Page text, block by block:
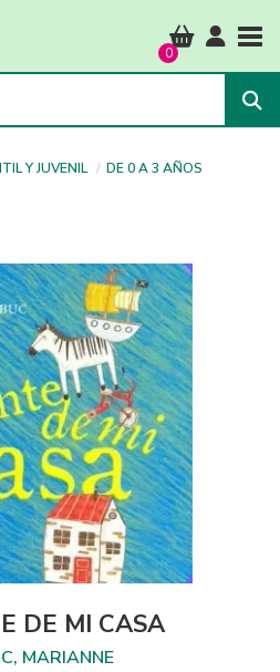
0
Y JUVENIL
DE 0 A 3 AÑOS
DE MI CASA
MARIANNE